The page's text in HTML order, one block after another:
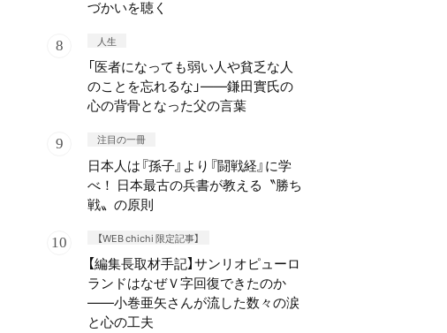
づかいを聴く
人生
「医者になっても弱い人や貧乏な人
のことを忘れるな」——鎌田實氏の
心の背骨となった父の言葉
注目の一冊
日本人は『孫子』より『闘戦経』に学
べ！ 日本最古の兵書が教える〝勝ち
戦〟の原則
【WEB chichi 限定記事】
【編集長取材手記】サンリオピューロ
ランドはなぜＶ字回復できたのか
——小巻亜矢さんが流した数々の涙
と心の工夫